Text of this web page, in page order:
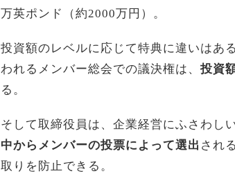
万英ポンド（約2000万円）。
投資額のレベルに応じて特典に違いはあ
われるメンバー総会での議決権は、 投資
る。
そして取締役員は、企業経営にふさわし
中からメンバーの投票によって選出 され
取りを防止できる。